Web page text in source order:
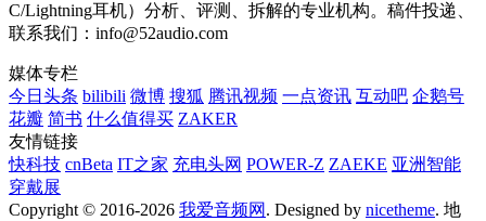
C/Lightning耳机）分析、评测、拆解的专业机构。稿件投递、
联系我们：info@52audio.com
媒体专栏
今日头条 bilibili 微博 搜狐 腾讯视频 一点资讯 互动吧 企鹅号
花瓣 简书 什么值得买 ZAKER
友情链接
快科技 cnBeta IT之家 充电头网 POWER-Z ZAEKE 亚洲智能
穿戴展
Copyright © 2016-2026 我爱音频网 . Designed by nicetheme. 地